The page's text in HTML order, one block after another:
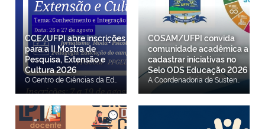
CCE/UFPI abre inscrições
para a II Mostra de
Pesquisa, Extensão e
Cultura 2026
O Centro de Ciências da Educação (CCE) da Universidade Federal do Piauí (UFPI) está com inscrições abertas, de 7 a 19 de agosto, para a II Mostra de Pesquisa, Extensão e Cultura do CCE 2026. O evento será realizado nos dias 26 e 27 de agosto, no Auditório Salomé Cabral, no CCE, em Teresina. Inscreva-se aqui. A iniciativa tem como objetivo promover a integração entre estudantes, docentes, técnicos e a comunidade acadêmica, além de socializar os conhecimentos produzidos nos cursos de graduação e de pós-graduação do Centro de Ciências da Educação. A programação contará com conferência, mesas-redondas, oficinas, exposições, sessões de comunicação científica e atividades artístico-culturais, proporcionando um espaço para a troca de experiências e a divulgação das ações de ensino, pesquisa, extensão e cultura desenvolvidas no CCE. Os participantes que atenderem aos critérios de participação receberão certificado com carga horária de 24 horas.
COSAM/UFPI convida
comunidade acadêmica a
cadastrar iniciativas no
Selo ODS Educação 2026
A Coordenadoria de Sustentabilidade Ambiental da Universidade Federal do Piauí (COSAM/UFPI) convida docentes, discentes, técnico-administrativos e demais integrantes da comunidade acadêmica a participarem do ciclo 2026 do Selo ODS Educação, iniciativa que reconhece e dá visibilidade a projetos, programas, ações e práticas alinhados aos Objetivos de Desenvolvimento Sustentável (ODS) da Agenda 2030, com destaque para o ODS 4 – Educação de Qualidade. O programa busca incentivar as instituições de ensino a incorporarem os ODS às atividades de ensino, pesquisa, extensão e gestão. (Selo ODS IES) Na UFPI, poderão ser cadastradas iniciativas desenvolvidas nas áreas de ensino, pesquisa, extensão ou gestão, contribuindo para evidenciar o impacto das ações institucionais e fortalecer o compromisso da Universidade com a sustentabilidade. O prazo para cadastro das iniciativas na plataforma do Selo ODS Educação segue até 19 de agosto. Para realizar a submissão, é necessário que o participante esteja previamente cadastrado como usuário na plataforma. Os interessados deverão solicitar o cadastro junto à COSAM até 15 de agosto, por meio do e-mail Este endereço de email está sendo protegido de spambots. Você precisa do JavaScript ativado para vê-lo.. No assunto da mensagem, deve constar: "Interesse em Cadastro – Selo ODS Educação". No corpo do e-mail, é necessário informar: Nome completo; E-mail institucional; Número de WhatsApp (com DDD); Categoria (docente, discente ou técnico-administrativo). Após a solicitação, os participantes receberão as orientações para acesso à plataforma, bem como os guias necessários para o cadastramento das iniciativas. Mais informações sobre os critérios de participação, categorias e funcionamento do programa podem ser consultadas no portal oficial do Selo ODS Educação: Selo ODS Educação.